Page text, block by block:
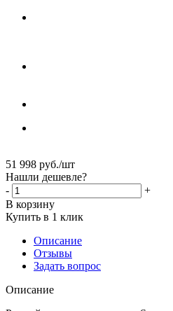
51 998 руб./шт
Нашли дешевле?
-
+
В корзину
Купить в 1 клик
Описание
Отзывы
Задать вопрос
Описание